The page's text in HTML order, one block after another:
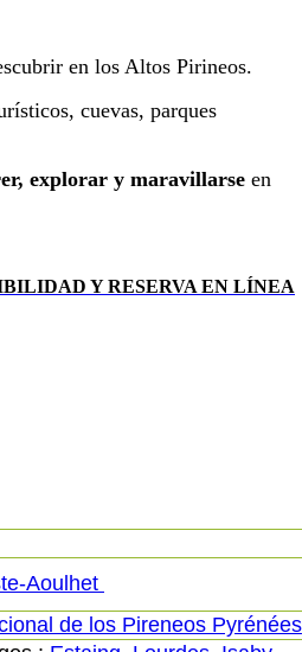
en los Altos Pirineos.
cuevas, parques
explorar y maravillarse en
Y RESERVA EN LÍNEA
Aoulhet
de los Pireneos Pyrénées